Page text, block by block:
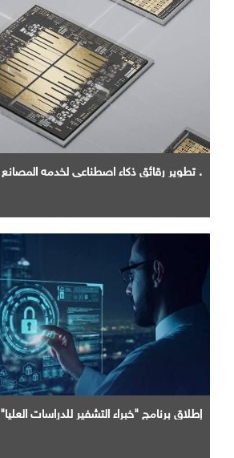
. تطوير رقائق ذكاء اصطناعي لخدمه المصانع
إطلاق برنامج "خبراء التشفير للدراسات العليا"